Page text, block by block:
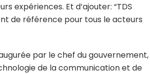
expériences. Et d’ajouter: “TDS
de référence pour tous le acteurs
par le chef du gouvernement,
de la communication et de